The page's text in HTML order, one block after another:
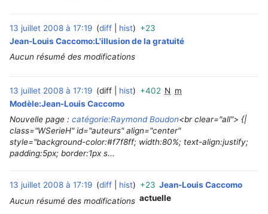
13 juillet 2008 à 17:19 diff hist +23
Jean-Louis Caccomo:L'illusion de la gratuité
Aucun résumé des modifications
13 juillet 2008 à 17:19 diff hist +402 N m
Modèle:Jean-Louis Caccomo
Nouvelle page : catégorie:Raymond Boudon<br clear="all"> {|
class="WSerieH" id="auteurs" align="center"
style="background-color:#f7f8ff; width:80%; text-align:justify;
padding:5px; border:1px s...
13 juillet 2008 à 17:19 diff hist +23 Jean-Louis Caccomo
Aucun résumé des modifications actuelle